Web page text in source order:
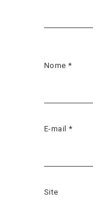
Nome *
E-mail *
Site